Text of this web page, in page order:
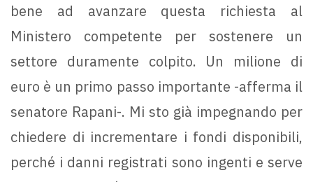
bene ad avanzare questa richiesta al
Ministero competente per sostenere un
settore duramente colpito. Un milione di
euro è un primo passo importante -afferma il
senatore Rapani-. Mi sto già impegnando per
chiedere di incrementare i fondi disponibili,
perché i danni registrati sono ingenti e serve